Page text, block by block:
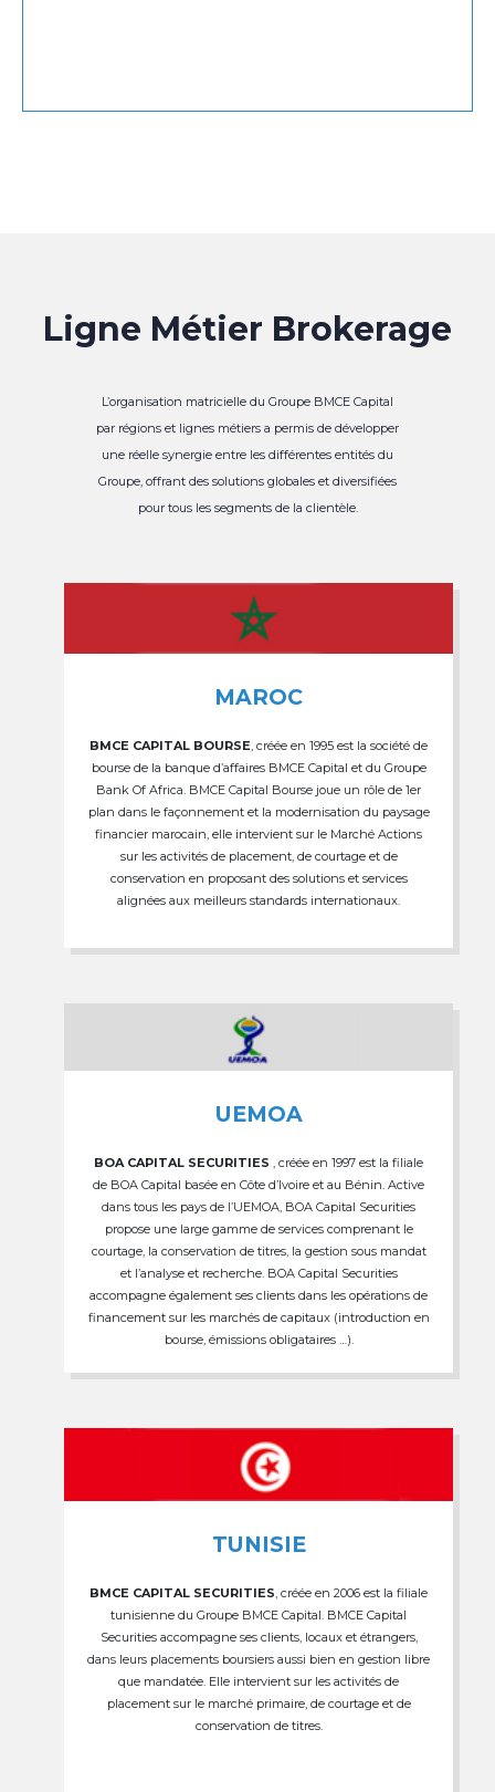
Ligne Métier Brokerage
L’organisation matricielle du Groupe BMCE Capital
par régions et lignes métiers a permis de développer
une réelle synergie entre les différentes entités du
Groupe, offrant des solutions globales et diversifiées
pour tous les segments de la clientèle.
MAROC
BMCE CAPITAL BOURSE , créée en 1995 est la société de
bourse de la banque d’affaires BMCE Capital et du Groupe
Bank Of Africa. BMCE Capital Bourse joue un rôle de 1er
plan dans le façonnement et la modernisation du paysage
financier marocain, elle intervient sur le Marché Actions
sur les activités de placement, de courtage et de
conservation en proposant des solutions et services
alignées aux meilleurs standards internationaux.
UEMOA
BOA CAPITAL SECURITIES , créée en 1997 est la filiale
de BOA Capital basée en Côte d’Ivoire et au Bénin. Active
dans tous les pays de l’UEMOA, BOA Capital Securities
propose une large gamme de services comprenant le
courtage, la conservation de titres, la gestion sous mandat
et l’analyse et recherche. BOA Capital Securities
accompagne également ses clients dans les opérations de
financement sur les marchés de capitaux (introduction en
bourse, émissions obligataires …).
TUNISIE
BMCE CAPITAL SECURITIES , créée en 2006 est la filiale
tunisienne du Groupe BMCE Capital. BMCE Capital
Securities accompagne ses clients, locaux et étrangers,
dans leurs placements boursiers aussi bien en gestion libre
que mandatée. Elle intervient sur les activités de
placement sur le marché primaire, de courtage et de
conservation de titres.